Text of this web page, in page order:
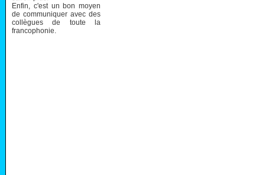
Enfin, c'est un bon moyen
de communiquer avec des
collègues de toute la
francophonie.